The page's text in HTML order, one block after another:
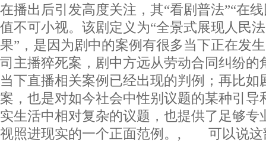
在播出后引发高度关注，其“看剧普法”“在
值不可小视。该剧定义为“全景式展现人民
果”，是因为剧中的案例有很多当下正在发
司主播猝死案，剧中方远从劳动合同纠纷的
当下直播相关案例已经出现的判例；再比如
案，也是对如今社会中性别议题的某种引导
实生活中相对复杂的议题，也提供了足够专
视照进现实的一个正面范例。, 可以说这